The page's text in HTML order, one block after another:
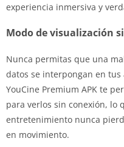
experiencia inmersiva y
Modo de visualización
Nunca permitas que una
datos se interpongan en
YouCine Premium APK te
para verlos sin conexión, lo
entretenimiento nunca
en movimiento.